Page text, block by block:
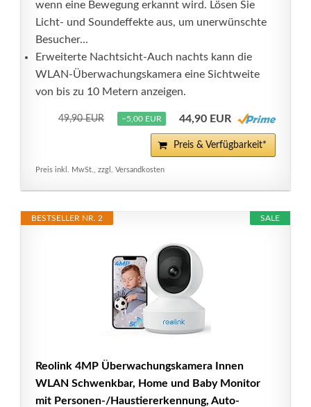
wenn eine Bewegung erkannt wird. Lösen Sie
Licht- und Soundeffekte aus, um unerwünschte
Besucher...
Erweiterte Nachtsicht-Auch nachts kann die
WLAN-Überwachungskamera eine Sichtweite
von bis zu 10 Metern anzeigen.
49,90 EUR −5,00 EUR 44,90 EUR
Preis & Verfügbarkeit*
Preis inkl. MwSt., zzgl. Versandkosten
SALE
BESTSELLER NR. 2
Reolink 4MP Überwachungskamera Innen
WLAN Schwenkbar, Home und Baby Monitor
mit Personen-/Haustiererkennung, Auto-